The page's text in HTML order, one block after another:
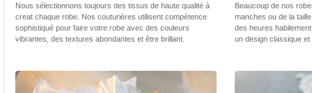
Nous sélectionnons toujours des tissus de haute qualité à
creat chaque robe. Nos couturières utilisent compétence
sophistiqué pour faire votre robe avec des couleurs
vibrantes, des textures abondantes et être brillant.
Beaucoup de nos
manches ou de la
des heures
un design classique